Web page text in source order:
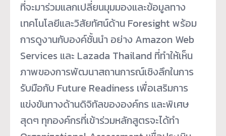
ที่จะมาร่วมแลกเปลี่ยนมุมมองและข้อมูลทาง
เทคโนโลยีและวิสัยทัศน์ด้าน Foresight พร้อม
การดูงานกับองค์ชั้นนำ อย่าง Amazon Web
Services และ Lazada Thailand ที่ทำให้เห็น
ภาพของการพัฒนาสถานการณ์เชิงลึกในการ
รับมือกับ Future Readiness เพื่อเสริมการ
แข่งขันทางด้านดิจิทัลขององค์กร และพิเศษ
สุดๆ ทุกองค์กรที่เข้าร่วมหลักสูตรจะได้ทำ